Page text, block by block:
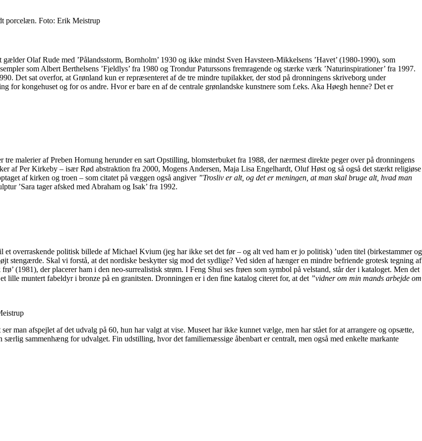
porcelæn. Foto: Erik Meistrup
Olaf Rude med ’Pålandsstorm, Bornholm’ 1930 og ikke mindst Sven Havsteen-Mikkelsens ’Havet’ (1980-1990), som
som Albert Berthelsens ’Fjeldlys’ fra 1980 og Trondur Paturssons fremragende og stærke værk ’Naturinspirationer’ fra 1997.
Det sat overfor, at Grønland kun er repræsenteret af de tre mindre tupilakker, der stod på dronningens skriveborg under
for kongehuset og for os andre. Hvor er bare en af de centrale grønlandske kunstnere som f.eks. Aka Høegh henne? Det er
malerier af Preben Hornung herunder en sart Opstilling, blomsterbuket fra 1988, der nærmest direkte peger over på dronningens
af Per Kirkeby – især Rød abstraktion fra 2000, Mogens Andersen, Maja Lisa Engelhardt, Oluf Høst og så også det stærkt religiøse
af kirken og troen – som citatet på væggen også angiver ”Trosliv er alt, og det er meningen, at man skal bruge alt, hvad man
’Sara tager afsked med Abraham og Isak’ fra 1992.
overraskende politisk billede af Michael Kvium (jeg har ikke set det før – og alt ved ham er jo politisk) ’uden titel (birkestammer og
stengærde. Skal vi forstå, at det nordiske beskytter sig mod det sydlige? Ved siden af hænger en mindre befriende grotesk tegning af
(1981), der placerer ham i den neo-surrealistisk strøm. I Feng Shui ses frøen som symbol på velstand, står der i kataloget. Men det
muntert fabeldyr i bronze på en granitsten. Dronningen er i den fine katalog citeret for, at det ”vidner om min mands arbejde om
man afspejlet af det udvalg på 60, hun har valgt at vise. Museet har ikke kunnet vælge, men har stået for at arrangere og opsætte,
sammenhæng for udvalget. Fin udstilling, hvor det familiemæssige åbenbart er centralt, men også med enkelte markante